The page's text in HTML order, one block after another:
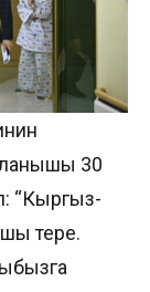
30
“Кыргыз-
терең.